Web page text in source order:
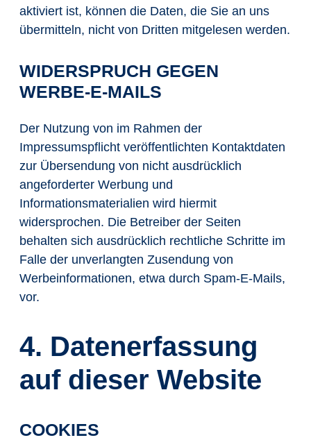
aktiviert ist, können die Daten, die Sie an uns
übermitteln, nicht von Dritten mitgelesen werden.
WIDERSPRUCH GEGEN
WERBE-E-MAILS
Der Nutzung von im Rahmen der
Impressumspflicht veröffentlichten Kontaktdaten
zur Übersendung von nicht ausdrücklich
angeforderter Werbung und
Informationsmaterialien wird hiermit
widersprochen. Die Betreiber der Seiten
behalten sich ausdrücklich rechtliche Schritte im
Falle der unverlangten Zusendung von
Werbeinformationen, etwa durch Spam-E-Mails,
vor.
4. Datenerfassung
auf dieser Website
COOKIES